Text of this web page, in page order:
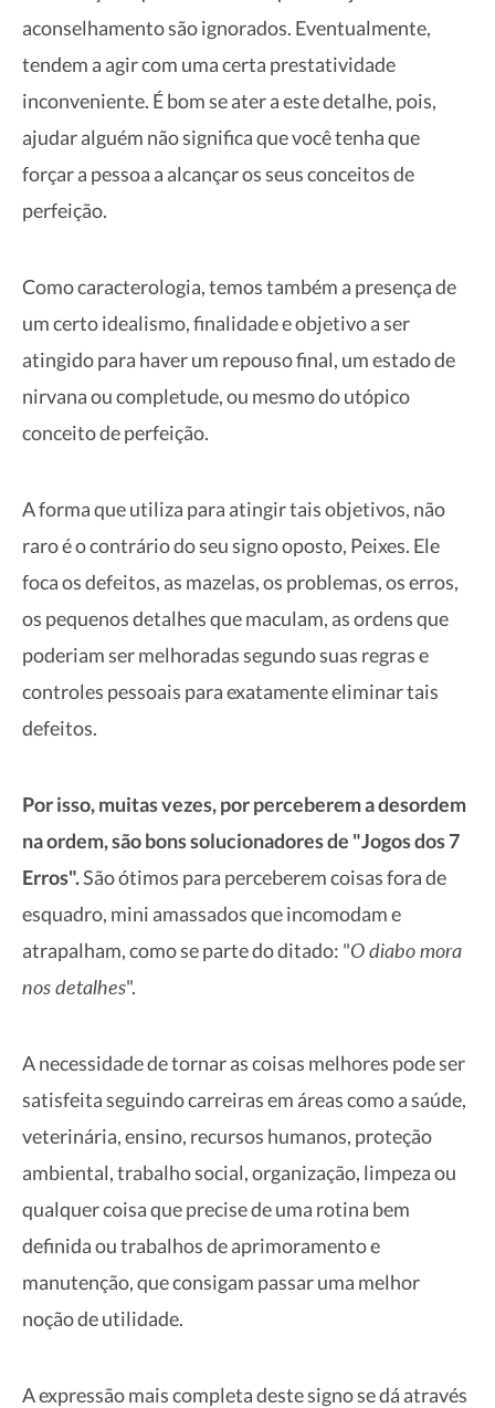
aconselhamento são ignorados. Eventualmente,
tendem a agir com uma certa prestatividade
inconveniente. É bom se ater a este detalhe, pois,
ajudar alguém não significa que você tenha que
forçar a pessoa a alcançar os seus conceitos de
perfeição.
Como caracterologia, temos também a presença de
um certo idealismo, finalidade e objetivo a ser
atingido para haver um repouso final, um estado de
nirvana ou completude, ou mesmo do utópico
conceito de perfeição.
A forma que utiliza para atingir tais objetivos, não
raro é o contrário do seu signo oposto, Peixes. Ele
foca os defeitos, as mazelas, os problemas, os erros,
os pequenos detalhes que maculam, as ordens que
poderiam ser melhoradas segundo suas regras e
controles pessoais para exatamente eliminar tais
defeitos.
Por isso, muitas vezes, por perceberem a desordem
na ordem, são bons solucionadores de "Jogos dos 7
Erros".São ótimos para perceberem coisas fora de
esquadro, mini amassados que incomodam e
atrapalham, como se parte do ditado: "O diabo mora
nos detalhes".
A necessidade de tornar as coisas melhores pode ser
satisfeita seguindo carreiras em áreas como a saúde,
veterinária, ensino, recursos humanos, proteção
ambiental, trabalho social, organização, limpeza ou
qualquer coisa que precise de uma rotina bem
definida ou trabalhos de aprimoramento e
manutenção, que consigam passar uma melhor
noção de utilidade.
A expressão mais completa deste signo se dá através